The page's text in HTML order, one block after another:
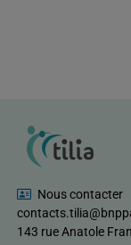
Nous contacter
143 rue Anatole